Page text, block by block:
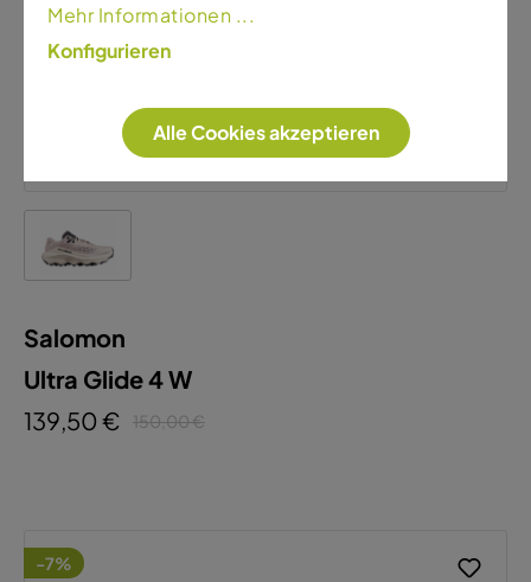
Salomon
Ultra Glide 4 W
139,50 €
150,00 €
-7%
Mehr Informationen ...
Konfigurieren
Alle Cookies akzeptieren